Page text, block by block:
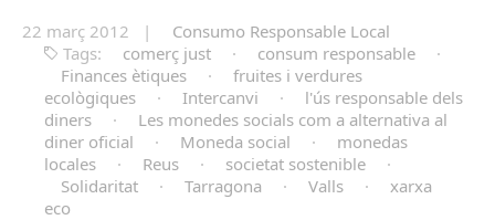
22 març 2012 |
Consumo Responsable Local
Tags:
comerç just · consum responsable
·
Finances ètiques
·
fruites i verdures
ecològiques
· Intercanvi ·
l'ús responsable dels
diners
·
Les monedes socials com a alternativa al
diner oficial
· Moneda social ·
monedas
locales
· Reus · societat sostenible
·
Solidaritat
· Tarragona · Valls ·
xarxa
eco